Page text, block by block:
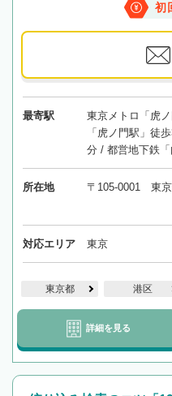
初
最寄駅
東京メトロ「虎
「虎ノ門駅」徒
分 / 都営地下鉄
所在地 〒105-0001 東京
対応エリア 東京
東京都 港区
詳細を見る